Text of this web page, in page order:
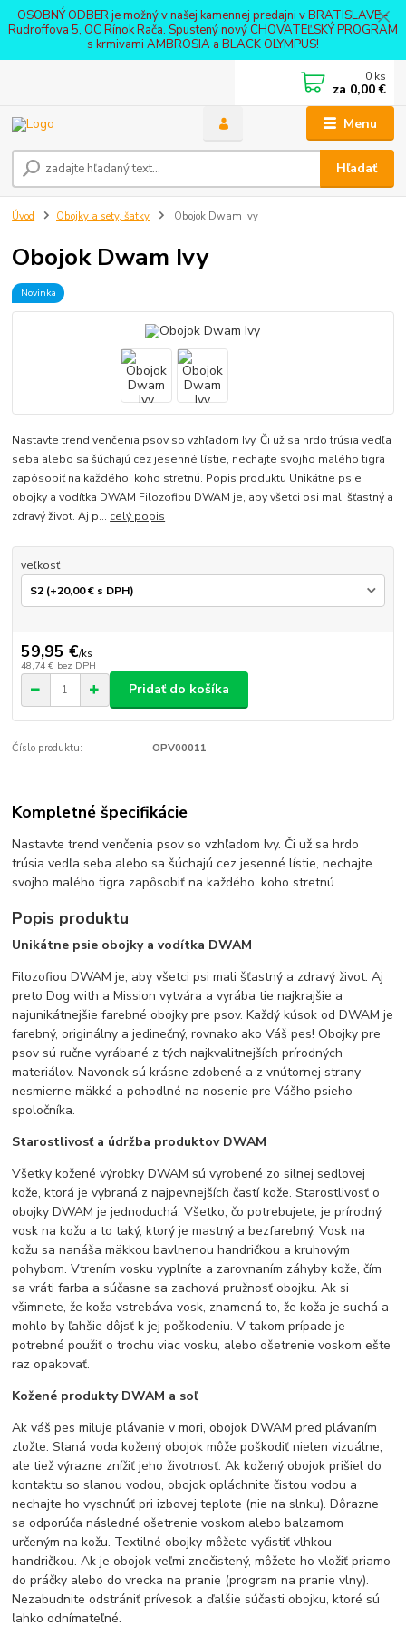
OSOBNÝ ODBER je možný v našej kamennej predajni v BRATISLAVE -
Rudroffova 5, OC Rínok Rača. Spustený nový CHOVATEĽSKÝ PROGRAM
s krmivami AMBROSIA a BLACK OLYMPUS!
Menu
Hľadať
0 ks
za 0,00 €
Úvod Obojky a sety, šatky Obojok Dwam Ivy
Obojok Dwam Ivy
Novinka
Nastavte trend venčenia psov so vzhľadom Ivy. Či už sa hrdo trúsia vedľa
seba alebo sa šúchajú cez jesenné lístie, nechajte svojho malého tigra
zapôsobiť na každého, koho stretnú. Popis produktu Unikátne psie
obojky a vodítka DWAM Filozofiou DWAM je, aby všetci psi mali šťastný a
zdravý život. Aj p... celý popis
veľkosť
59,95 €/ks
48,74 € bez DPH
Pridať do košíka
Číslo produktu: OPV00011
Kompletné špecifikácie
Nastavte trend venčenia psov so vzhľadom Ivy. Či už sa hrdo
trúsia vedľa seba alebo sa šúchajú cez jesenné lístie, nechajte
svojho malého tigra zapôsobiť na každého, koho stretnú.
Popis produktu
Unikátne psie obojky a vodítka DWAM
Filozofiou DWAM je, aby všetci psi mali šťastný a zdravý život. Aj
preto Dog with a Mission vytvára a vyrába tie najkrajšie a
najunikátnejšie farebné obojky pre psov. Každý kúsok od DWAM je
farebný, originálny a jedinečný, rovnako ako Váš pes! Obojky pre
psov sú ručne vyrábané z tých najkvalitnejších prírodných
materiálov. Navonok sú krásne zdobené a z vnútornej strany
nesmierne mäkké a pohodlné na nosenie pre Vášho psieho
spoločníka.
Starostlivosť a údržba produktov DWAM
Všetky kožené výrobky DWAM sú vyrobené zo silnej sedlovej
kože, ktorá je vybraná z najpevnejších častí kože. Starostlivosť o
obojky DWAM je jednoduchá. Všetko, čo potrebujete, je prírodný
vosk na kožu a to taký, ktorý je mastný a bezfarebný. Vosk na
kožu sa nanáša mäkkou bavlnenou handričkou a kruhovým
pohybom. Vtrením vosku vyplníte a zarovnaním záhyby kože, čím
sa vráti farba a súčasne sa zachová pružnosť obojku. Ak si
všimnete, že koža vstrebáva vosk, znamená to, že koža je suchá a
mohlo by ľahšie dôjsť k jej poškodeniu. V takom prípade je
potrebné použiť o trochu viac vosku, alebo ošetrenie voskom ešte
raz opakovať.
Kožené produkty DWAM a soľ
Ak váš pes miluje plávanie v mori, obojok DWAM pred plávaním
zložte. Slaná voda kožený obojok môže poškodiť nielen vizuálne,
ale tiež výrazne znížiť jeho životnosť. Ak kožený obojok prišiel do
kontaktu so slanou vodou, obojok opláchnite čistou vodou a
nechajte ho vyschnúť pri izbovej teplote (nie na slnku). Dôrazne
sa odporúča následné ošetrenie voskom alebo balzamom
určeným na kožu. Textilné obojky môžete vyčistiť vlhkou
handričkou. Ak je obojok veľmi znečistený, môžete ho vložiť priamo
do práčky alebo do vrecka na pranie (program na pranie vlny).
Nezabudnite odstrániť prívesok a ďalšie súčasti obojku, ktoré sú
ľahko odnímateľné.